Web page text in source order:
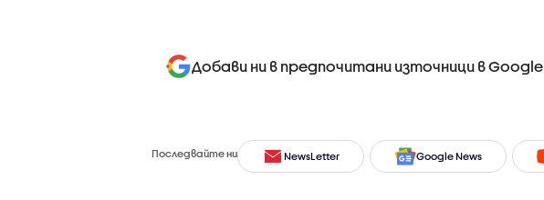
Добави ни в предпочитани източници в Google
Последвайте ни NewsLetter Google News